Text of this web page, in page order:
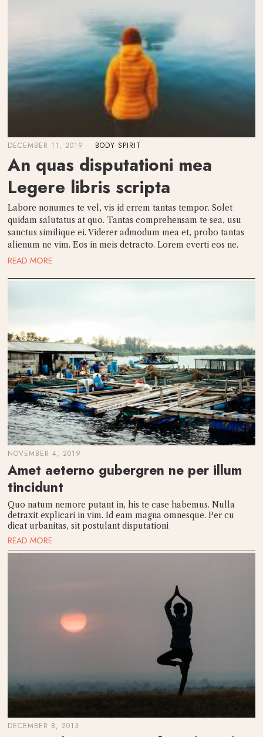
DECEMBER 11, 2019 BODY·SPIRIT
An quas disputationi mea
Legere libris scripta
Labore nonumes te vel, vis id errem tantas tempor. Solet
quidam salutatus at quo. Tantas comprehensam te sea, usu
sanctus similique ei. Viderer admodum mea et, probo tantas
alienum ne vim. Eos in meis detracto. Lorem everti eos ne.
READ MORE
NOVEMBER 4, 2019
Amet aeterno gubergren ne per illum
tincidunt
Quo natum nemore putant in, his te case habemus. Nulla
detraxit explicari in vim. Id eam magna omnesque. Per cu
dicat urbanitas, sit postulant disputationi
READ MORE
DECEMBER 8, 2013